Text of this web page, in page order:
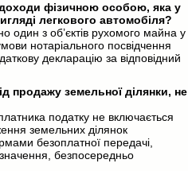
фізичною особою, яка у
легкового автомобіля?
один з об’єктів рухомого майна у
нотаріального посвідчення
декларацію за відповідний
продажу земельної ділянки, не
податку не включається
земельних ділянок
безоплатної передачі,
безпосередньо